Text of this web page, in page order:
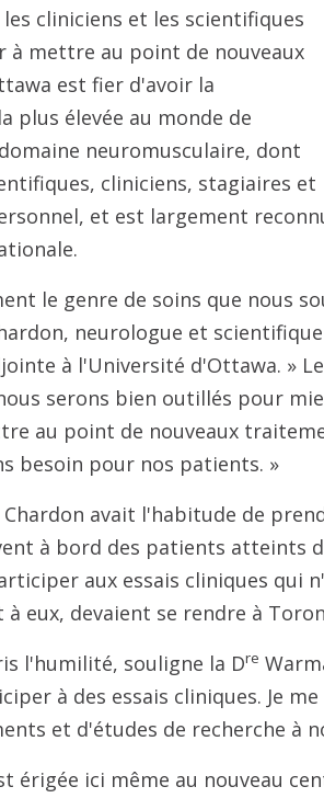
cliniciens et les scientifiques
à mettre au point de nouveaux
est fier d'avoir la
plus élevée au monde de
neuromusculaire, dont
cliniciens, stagiaires et
et est largement
le genre de soins que nous
neurologue et
à l'Université d'Ottawa. »
serons bien outillés pour
au point de nouveaux
besoin pour nos patients. »
Chardon avait l'habitude de
à bord des patients atteints
aux essais cliniques qui
eux, devaient se rendre à
l'humilité, souligne la Dre
à des essais cliniques. Je
et d'études de recherche à
érigée ici même au nouveau